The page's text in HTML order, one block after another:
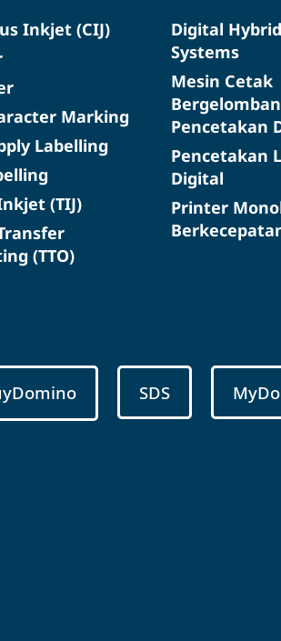
Inkjet (CIJ)
Marking
Labelling
(TIJ)
(TTO)
Digital
Systems
Mesin Cetak
Pencetakan
Pencetakan
Digital
Printer
SDS